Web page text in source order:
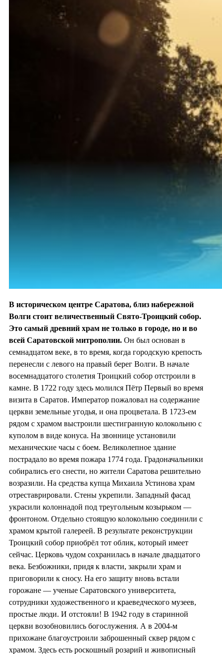
В историческом центре Саратова, близ набережной
Волги стоит величественный Свято-Троицкий собор.
Это самый древний храм не только в городе, но и во
всей Саратовской митрополии. Он был основан в
семнадцатом веке, в то время, когда городскую крепость
перенесли с левого на правый берег Волги. В начале
восемнадцатого столетия Троицкий собор отстроили в
камне. В 1722 году здесь молился Пётр Первый во время
визита в Саратов. Император пожаловал на содержание
церкви земельные угодья, и она процветала. В 1723-ем
рядом с храмом выстроили шестигранную колокольню с
куполом в виде конуса. На звоннице установили
механические часы с боем. Великолепное здание
пострадало во время пожара 1774 года. Градоначальники
собирались его снести, но жители Саратова решительно
возразили. На средства купца Михаила Устинова храм
отреставрировали. Стены укрепили. Западный фасад
украсили колоннадой под треугольным козырьком —
фронтоном. Отдельно стоящую колокольню соединили с
храмом крытой галереей. В результате реконструкции
Троицкий собор приобрёл тот облик, который имеет
сейчас. Церковь чудом сохранилась в начале двадцатого
века. Безбожники, придя к власти, закрыли храм и
приговорили к сносу. На его защиту вновь встали
горожане — ученые Саратовского университета,
сотрудники художественного и краеведческого музеев,
простые люди. И отстояли! В 1942 году в старинной
церкви возобновились богослужения. А в 2004-м
прихожане благоустроили заброшенный сквер рядом с
храмом. Здесь есть роскошный розарий и живописный